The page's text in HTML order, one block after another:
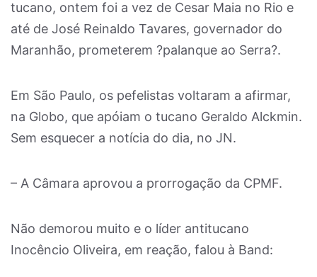
tucano, ontem foi a vez de Cesar Maia no Rio e
até de José Reinaldo Tavares, governador do
Maranhão, prometerem ?palanque ao Serra?.
Em São Paulo, os pefelistas voltaram a afirmar,
na Globo, que apóiam o tucano Geraldo Alckmin.
Sem esquecer a notícia do dia, no JN.
– A Câmara aprovou a prorrogação da CPMF.
Não demorou muito e o líder antitucano
Inocêncio Oliveira, em reação, falou à Band: